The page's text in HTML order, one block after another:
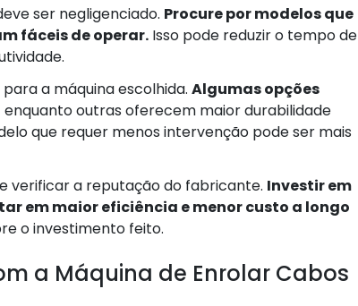
ser negligenciado. Procure por modelos que
fáceis de operar. Isso pode reduzir o tempo de
a máquina escolhida. Algumas opções
enquanto outras oferecem maior durabilidade
que requer menos intervenção pode ser mais
verificar a reputação do fabricante. Investir em
em maior eficiência e menor custo a longo
o investimento feito.
a Máquina de Enrolar Cabos